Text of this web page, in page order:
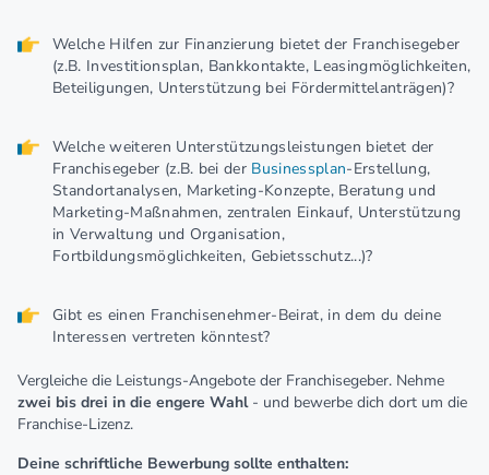
Welche Hilfen zur Finanzierung bietet der Franchisegeber
(z.B. Investitionsplan, Bankkontakte, Leasingmöglichkeiten,
Beteiligungen, Unterstützung bei Fördermittelanträgen)?
Welche weiteren Unterstützungsleistungen bietet der
Franchisegeber (z.B. bei der Businessplan-Erstellung,
Standortanalysen, Marketing-Konzepte, Beratung und
Marketing-Maßnahmen, zentralen Einkauf, Unterstützung
in Verwaltung und Organisation,
Fortbildungsmöglichkeiten, Gebietsschutz...)?
Gibt es einen Franchisenehmer-Beirat, in dem du deine
Interessen vertreten könntest?
Vergleiche die Leistungs-Angebote der Franchisegeber. Nehme
zwei bis drei in die engere Wahl- und bewerbe dich dort um die
Franchise-Lizenz.
Deine schriftliche Bewerbung sollte enthalten: